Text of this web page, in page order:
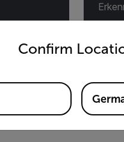
Confirm
from the options